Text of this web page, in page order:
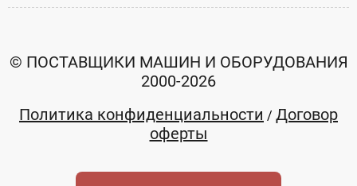
© ПОСТАВЩИКИ МАШИН И ОБОРУДОВАНИЯ
2000-2026
Политика конфиденциальности / Договор
оферты